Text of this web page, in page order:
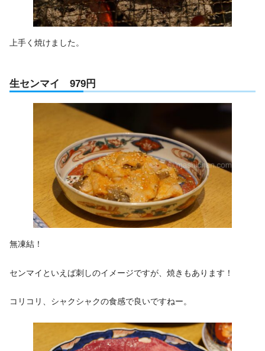
上手く焼けました。
生センマイ 979円
無凍結！
センマイといえば刺しのイメージですが、焼きもあります！
コリコリ、シャクシャクの食感で良いですねー。